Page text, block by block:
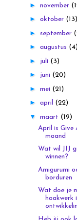
► november
► oktober (13)
► september
► augustus (4)
► juli (3)
► juni (20)
► mei (21)
► april (22)
▼ maart (19)
April is Give
maand
Wat wil JIJ
winnen?
Amigurumi
borduren
Wat doe je
haakwerk